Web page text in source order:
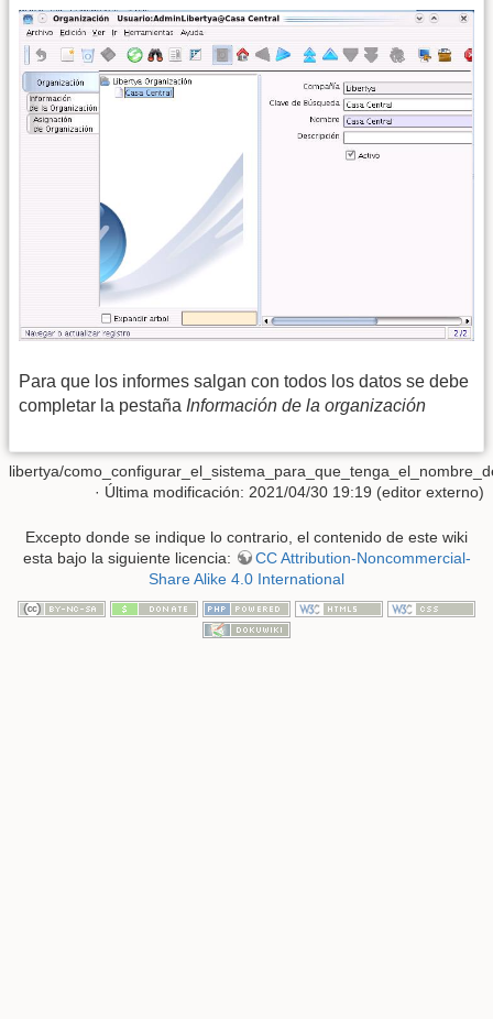
Para que los informes salgan con todos los datos se debe
completar la pestaña Información de la organización
libertya/
· Última modificación: 2021/04/30 19:19 (editor externo)
Excepto donde se indique lo contrario, el contenido de este wiki
esta bajo la siguiente licencia:
CC Attribution-Noncommercial-
Share Alike 4.0 International